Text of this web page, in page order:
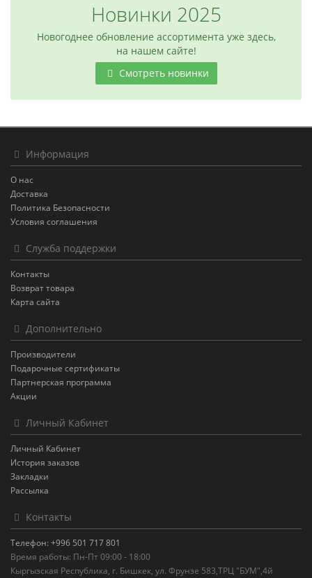
Новинки 2025
Новогоднее обновление ассортимента уже здесь,
на нашем сайте!
Смотреть новинки
Информация
О нас
Доставка
Политика Безопасности
Условия соглашения
Служба поддержки
Контакты
Возврат товара
Карта сайта
Дополнительно
Производители
Подарочные сертификаты
Партнерская программа
Акции
Личный Кабинет
Личный Кабинет
История заказов
Закладки
Рассылка
Контакты
Телефон: +996 501 717 801
Время работы: Пн-Пт 09:00 - 18:00
Кыргызская Республика, г. Бишкек, ул. Фрунзе 583,ТРЦ "БУМ",4й